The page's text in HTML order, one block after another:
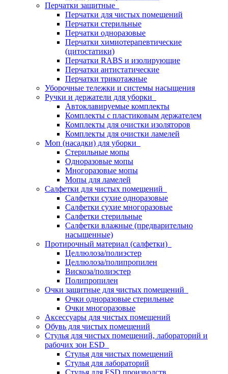
Перчатки защитные
Перчатки для чистых помещений
Перчатки стерильные
Перчатки одноразовые
Перчатки химиотерапевтические
(цитостатики)
Перчатки RABS и изолирующие
Перчатки антистатические
Перчатки трикотажные
Уборочные тележки и системы насыщения
Ручки и держатели для уборки
Автоклавируемые комплекты
Комплекты с пластиковым держателем
Комплекты для очистки изоляторов
Комплекты для очистки ламелей
Моп (насадки) для уборки
Стерильные мопы
Одноразовые мопы
Многоразовые мопы
Мопы для ламелей
Салфетки для чистых помещений
Салфетки сухие одноразовые
Салфетки сухие многоразовые
Салфетки стерильные
Салфетки влажные (предварительно
насыщенные)
Протирочный материал (салфетки)
Целлюлоза/полиэстер
Целлюлоза/полипропилен
Вискоза/полиэстер
Полипропилен
Очки защитные для чистых помещений
Очки одноразовые стерильные
Очки многоразовые
Аксессуары для чистых помещений
Обувь для чистых помещений
Стулья для чистых помещений, лабораторий и
рабочих зон ESD
Стулья для чистых помещений
Стулья для лабораторий